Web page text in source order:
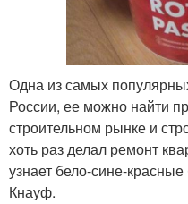
Одна из самых
России, ее можно найти
строительном рынке и
хоть раз делал ремонт
узнает бело-сине-
Кнауф.